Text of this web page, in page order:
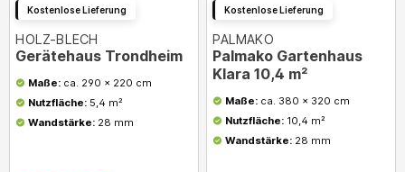
Kostenlose Lieferung
HOLZ-BLECH
Gerätehaus Trondheim
Maße: ca. 290 x 220 cm
Nutzfläche:5,4 m²
Wandstärke:28 mm
Kostenlose Lieferung
PALMAKO
Palmako Gartenhaus
Klara 10,4 m²
Maße:ca. 380 x 320 cm
Nutzfläche: 10,4 m²
Wandstärke: 28 mm